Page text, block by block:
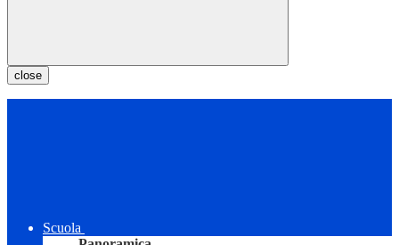
close
Scuola